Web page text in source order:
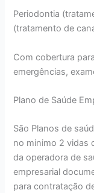
Periodontia
(tratamento de
Com cobertura
emergências,
Plano de Saúde
São Planos de
no minimo 2 vidas
da operadora de
empresarial
para contratação